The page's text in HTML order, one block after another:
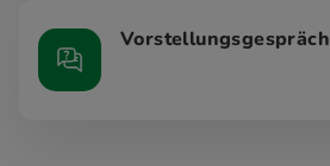
Vorstellungsgespräch